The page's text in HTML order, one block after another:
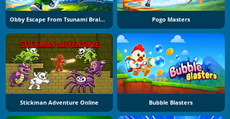
Obby Escape From Tsunami Brainrot Pogo Masters
Stickman Adventure Online Bubble Blasters